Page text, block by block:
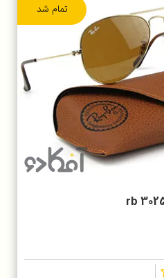
تمام شد